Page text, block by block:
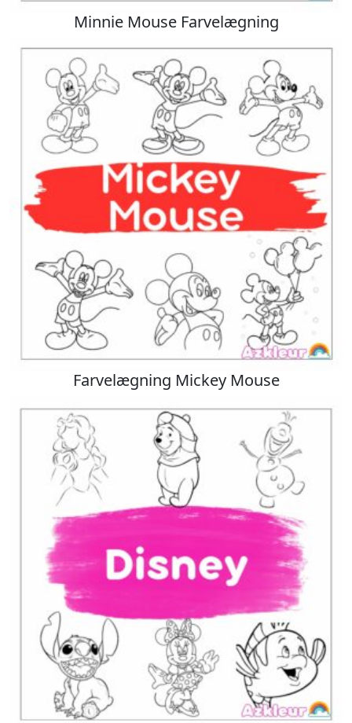
Minnie Mouse Farvelægning
Farvelægning Mickey Mouse